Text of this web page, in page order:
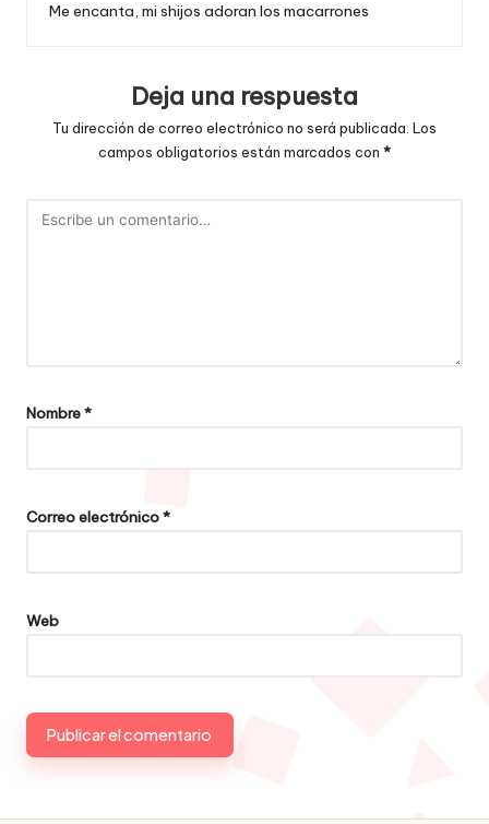
Me encanta, mi shijos adoran los macarrones
Deja una respuesta
Tu dirección de correo electrónico no será publicada. Los
campos obligatorios están marcados con *
Nombre*
Correo electrónico*
Web